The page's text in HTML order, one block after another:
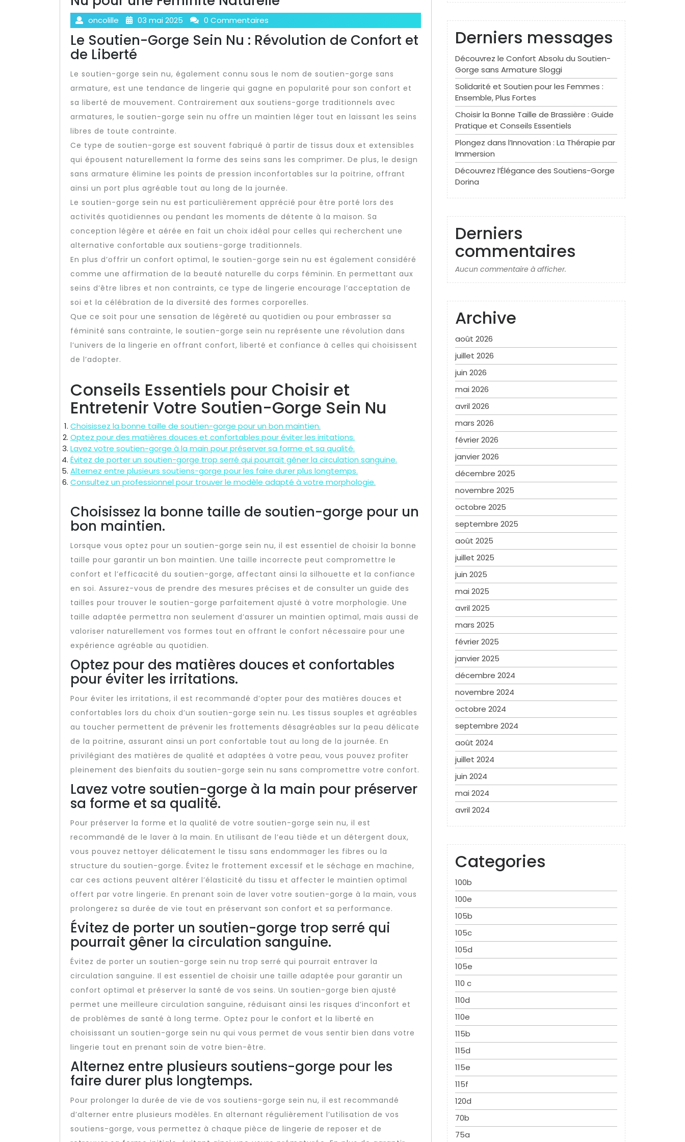
oncolille 03 mai 2025 0 Commentaires
Le Soutien-Gorge Sein Nu : Révolution de Confort et
de Liberté
Le soutien-gorge sein nu, également connu sous le nom de soutien-gorge sans
armature, est une tendance de lingerie qui gagne en popularité pour son confort et
sa liberté de mouvement. Contrairement aux soutiens-gorge traditionnels avec
armatures, le soutien-gorge sein nu offre un maintien léger tout en laissant les seins
libres de toute contrainte.
Ce type de soutien-gorge est souvent fabriqué à partir de tissus doux et extensibles
qui épousent naturellement la forme des seins sans les comprimer. De plus, le design
sans armature élimine les points de pression inconfortables sur la poitrine, offrant
ainsi un port plus agréable tout au long de la journée.
Le soutien-gorge sein nu est particulièrement apprécié pour être porté lors des
activités quotidiennes ou pendant les moments de détente à la maison. Sa
conception légère et aérée en fait un choix idéal pour celles qui recherchent une
alternative confortable aux soutiens-gorge traditionnels.
En plus d’offrir un confort optimal, le soutien-gorge sein nu est également considéré
comme une affirmation de la beauté naturelle du corps féminin. En permettant aux
seins d’être libres et non contraints, ce type de lingerie encourage l’acceptation de
soi et la célébration de la diversité des formes corporelles.
Que ce soit pour une sensation de légèreté au quotidien ou pour embrasser sa
féminité sans contrainte, le soutien-gorge sein nu représente une révolution dans
l’univers de la lingerie en offrant confort, liberté et confiance à celles qui choisissent
de l’adopter.
Conseils Essentiels pour Choisir et
Entretenir Votre Soutien-Gorge Sein Nu
Choisissez la bonne taille de soutien-gorge pour un bon maintien.
Optez pour des matières douces et confortables pour éviter les irritations.
Lavez votre soutien-gorge à la main pour préserver sa forme et sa qualité.
Évitez de porter un soutien-gorge trop serré qui pourrait gêner la circulation sanguine.
Alternez entre plusieurs soutiens-gorge pour les faire durer plus longtemps.
Consultez un professionnel pour trouver le modèle adapté à votre morphologie.
Choisissez la bonne taille de soutien-gorge pour un
bon maintien.
Lorsque vous optez pour un soutien-gorge sein nu, il est essentiel de choisir la bonne
taille pour garantir un bon maintien. Une taille incorrecte peut compromettre le
confort et l’efficacité du soutien-gorge, affectant ainsi la silhouette et la confiance
en soi. Assurez-vous de prendre des mesures précises et de consulter un guide des
tailles pour trouver le soutien-gorge parfaitement ajusté à votre morphologie. Une
taille adaptée permettra non seulement d’assurer un maintien optimal, mais aussi de
valoriser naturellement vos formes tout en offrant le confort nécessaire pour une
expérience agréable au quotidien.
Optez pour des matières douces et confortables
pour éviter les irritations.
Pour éviter les irritations, il est recommandé d’opter pour des matières douces et
confortables lors du choix d’un soutien-gorge sein nu. Les tissus souples et agréables
au toucher permettent de prévenir les frottements désagréables sur la peau délicate
de la poitrine, assurant ainsi un port confortable tout au long de la journée. En
privilégiant des matières de qualité et adaptées à votre peau, vous pouvez profiter
pleinement des bienfaits du soutien-gorge sein nu sans compromettre votre confort.
Lavez votre soutien-gorge à la main pour préserver
sa forme et sa qualité.
Pour préserver la forme et la qualité de votre soutien-gorge sein nu, il est
recommandé de le laver à la main. En utilisant de l’eau tiède et un détergent doux,
vous pouvez nettoyer délicatement le tissu sans endommager les fibres ou la
structure du soutien-gorge. Évitez le frottement excessif et le séchage en machine,
car ces actions peuvent altérer l’élasticité du tissu et affecter le maintien optimal
offert par votre lingerie. En prenant soin de laver votre soutien-gorge à la main, vous
prolongerez sa durée de vie tout en préservant son confort et sa performance.
Évitez de porter un soutien-gorge trop serré qui
pourrait gêner la circulation sanguine.
Évitez de porter un soutien-gorge sein nu trop serré qui pourrait entraver la
circulation sanguine. Il est essentiel de choisir une taille adaptée pour garantir un
confort optimal et préserver la santé de vos seins. Un soutien-gorge bien ajusté
permet une meilleure circulation sanguine, réduisant ainsi les risques d’inconfort et
de problèmes de santé à long terme. Optez pour le confort et la liberté en
choisissant un soutien-gorge sein nu qui vous permet de vous sentir bien dans votre
lingerie tout en prenant soin de votre bien-être.
Alternez entre plusieurs soutiens-gorge pour les
faire durer plus longtemps.
Pour prolonger la durée de vie de vos soutiens-gorge sein nu, il est recommandé
d’alterner entre plusieurs modèles. En alternant régulièrement l’utilisation de vos
soutiens-gorge, vous permettez à chaque pièce de lingerie de reposer et de
Derniers messages
Découvrez le Confort Absolu du Soutien-
Gorge sans Armature Sloggi
Solidarité et Soutien pour les Femmes :
Ensemble, Plus Fortes
Choisir la Bonne Taille de Brassière : Guide
Pratique et Conseils Essentiels
Plongez dans l’Innovation : La Thérapie par
Immersion
Découvrez l’Élégance des Soutiens-Gorge
Dorina
Derniers
commentaires
Aucun commentaire à afficher.
Archive
août 2026
juillet 2026
juin 2026
mai 2026
avril 2026
mars 2026
février 2026
janvier 2026
décembre 2025
novembre 2025
octobre 2025
septembre 2025
août 2025
juillet 2025
juin 2025
mai 2025
avril 2025
mars 2025
février 2025
janvier 2025
décembre 2024
novembre 2024
octobre 2024
septembre 2024
août 2024
juillet 2024
juin 2024
mai 2024
avril 2024
Categories
100b
100e
105b
105c
105d
105e
110 c
110d
110e
115b
115d
115e
115f
120d
70b
75a